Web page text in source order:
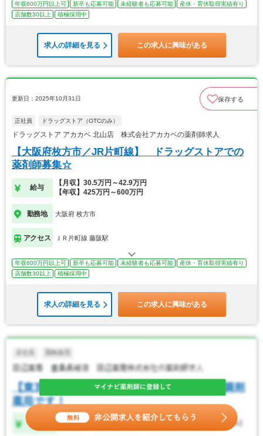
年収600万円以上可 新卒も応募可能 未経験者も応募可能
産休・育休取得実績有り
店舗数30以上
積極採用中
求人の詳細を見る この求人に興味がある
更新日：2025年10月31日 保存する
正社員 ドラッグストア（OTCのみ）
ドラッグストア アカカベ 北山店 株式会社アカカベの薬剤師求人
【大阪府枚方市／JR片町線】 ドラッグストアでの
薬剤師募集☆
給与
【月収】30.5万円～42.9万円
【年収】425万円～600万円
勤務地 大阪府 枚方市
アクセス ＪＲ片町線 藤阪駅
年収600万円以上可 新卒も応募可能 未経験者も応募可能
産休・育休取得実績有り
店舗数30以上
積極採用中
求人の詳細を見る この求人に興味がある